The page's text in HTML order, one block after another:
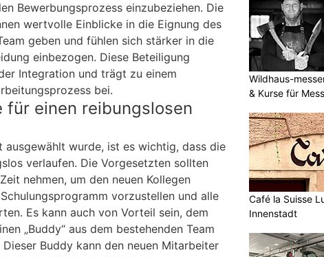
Bewerbungsprozess einzubeziehen. Die
wertvolle Einblicke in die Eignung des
geben und fühlen sich stärker in die
einbezogen. Diese Beteiligung
Integration und trägt zu einem
bei.
für einen reibungslosen
ausgewählt wurde, ist es wichtig, dass die
verlaufen. Die Vorgesetzten sollten
nehmen, um den neuen Kollegen
vorzustellen und alle
Es kann auch von Vorteil sein, dem
„Buddy“ aus dem bestehenden Team
Buddy kann den neuen Mitarbeiter
Wildhaus-
& Kurse für
Café la Suisse
Innenstadt